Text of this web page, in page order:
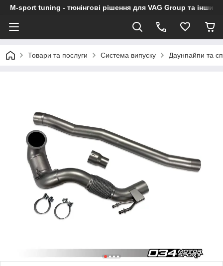
M-sport tuning - тюнінгові рішення для VAG Group та інших
Товари та послуги Система випуску Даунпайпи та